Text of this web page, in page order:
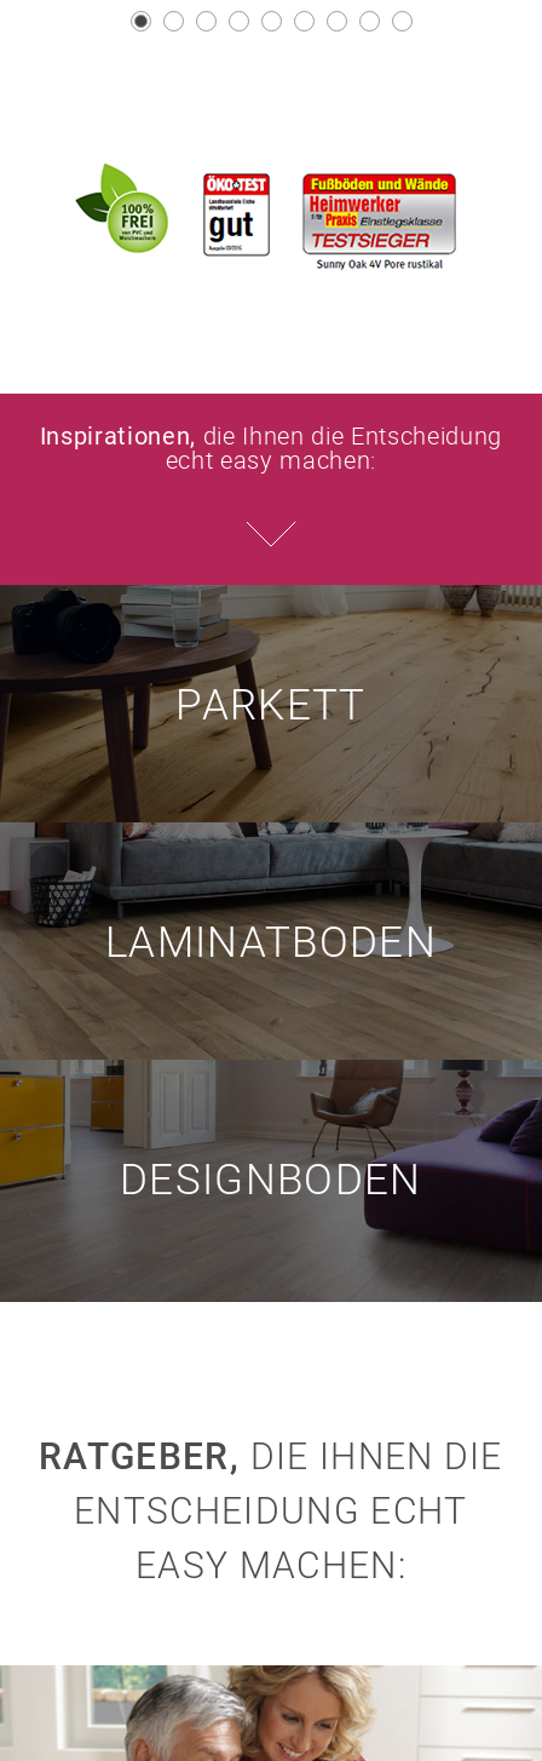
Inspirationen, die Ihnen die Entscheidung
echt easy machen:
PARKETT
LAMINATBODEN
DESIGNBODEN
RATGEBER, DIE IHNEN DIE
ENTSCHEIDUNG ECHT
EASY MACHEN: